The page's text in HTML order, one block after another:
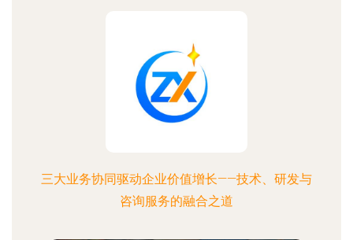
三大业务协同驱动企业价值增长——技术、研发与
咨询服务的融合之道